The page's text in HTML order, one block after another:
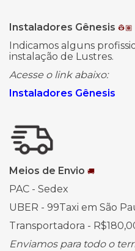
Instaladores Gênesis 👷🏽
Indicamos alguns
instalação de Lustres.
Acesse o link abaixo:
Instaladores Gênesis
Meios de Envio 🚚
PAC - Sedex
UBER - 99Taxi em São
Transportadora -
Enviamos para todo o